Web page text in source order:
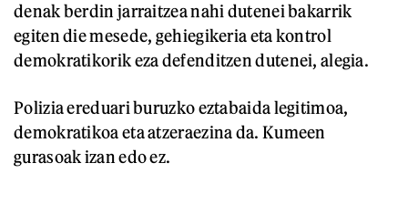
denak berdin jarraitzea nahi dutenei bakarrik
egiten die mesede, gehiegikeria eta kontrol
demokratikorik eza defenditzen dutenei, alegia.
Polizia ereduari buruzko eztabaida legitimoa,
demokratikoa eta atzeraezina da. Kumeen
gurasoak izan edo ez.